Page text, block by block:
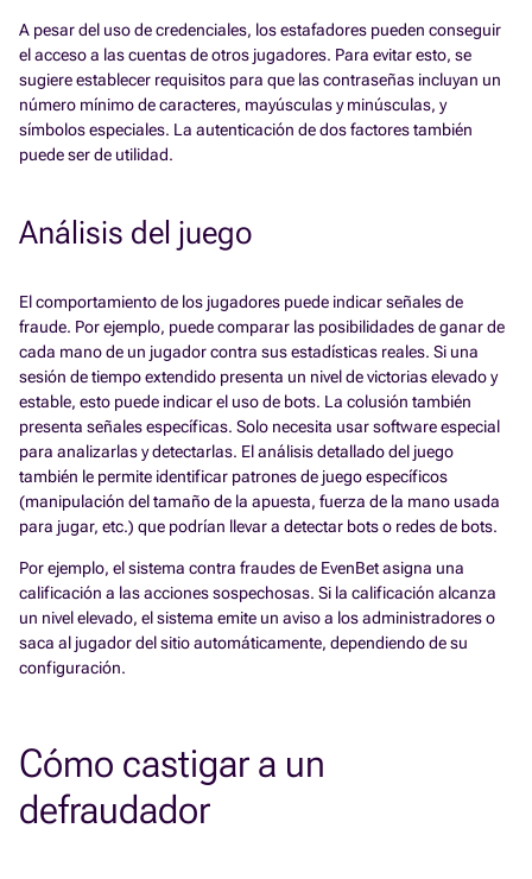
A pesar del uso de credenciales, los estafadores pueden conseguir
el acceso a las cuentas de otros jugadores. Para evitar esto, se
sugiere establecer requisitos para que las contraseñas incluyan un
número mínimo de caracteres, mayúsculas y minúsculas, y
símbolos especiales. La autenticación de dos factores también
puede ser de utilidad.
Análisis del juego
El comportamiento de los jugadores puede indicar señales de
fraude. Por ejemplo, puede comparar las posibilidades de ganar de
cada mano de un jugador contra sus estadísticas reales. Si una
sesión de tiempo extendido presenta un nivel de victorias elevado y
estable, esto puede indicar el uso de bots. La colusión también
presenta señales específicas. Solo necesita usar software especial
para analizarlas y detectarlas. El análisis detallado del juego
también le permite identificar patrones de juego específicos
(manipulación del tamaño de la apuesta, fuerza de la mano usada
para jugar, etc.) que podrían llevar a detectar bots o redes de bots.
Por ejemplo, el sistema contra fraudes de EvenBet asigna una
calificación a las acciones sospechosas. Si la calificación alcanza
un nivel elevado, el sistema emite un aviso a los administradores o
saca al jugador del sitio automáticamente, dependiendo de su
configuración.
Cómo castigar a un
defraudador